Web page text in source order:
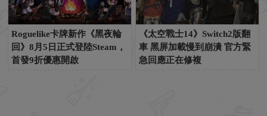
Roguelike卡牌新作《黑夜輪
回》8月5日正式登陸Steam，
首發9折優惠開啟
《太空戰士14》Switch2版翻
車 黑屏加載慢到崩潰 官方緊
急回應正在修複